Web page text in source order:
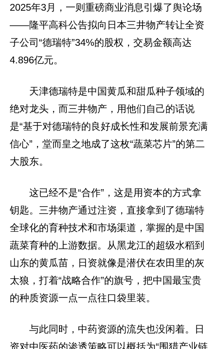
2025年3月，一则重磅商业消息引爆了舆论场
——隆平高科公告拟向日本三井物产转让全资
子公司“德瑞特”34%的股权，交易金额高达
4.896亿元。
天津德瑞特是中国黄瓜和甜瓜种子领域的
绝对龙头，而三井物产，用他们自己的话说
是“基于对德瑞特的良好成长性和发展前景充满
信心”，堂而皇之地成了这枚“蔬菜芯片”的第二
大股东。
这已经不是“合作”，这是用资本的方式拿
钥匙。三井物产通过注资，直接拿到了德瑞特
全球化的育种技术和市场渠道，掌握的是中国
蔬菜育种的上游数据。从黑龙江的超级水稻到
山东的黄瓜苗，日资就像是潜伏在农田里的灰
太狼，打着“战略合作”的旗号，把中国最宝贵
的种质资源一点一点往口袋里装。
与此同时，中药资源的流失也没闲着。日
资对中医药的渗透策略可以概括为“围猎产业链